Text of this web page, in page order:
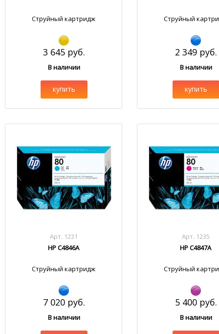
Струйный картридж
3 645 руб.
В наличии
купить
Струйный
2 349 руб.
В наличии
купить
Арт. 1231
HP C4846A
Струйный картридж
7 020 руб.
В наличии
Арт. 1235
HP C4847A
Струйный
5 400 руб.
В наличии